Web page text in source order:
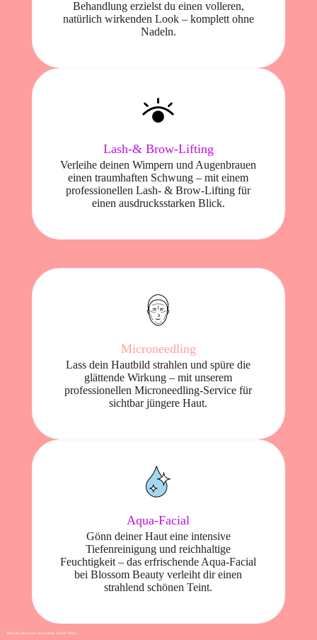
Behandlung erzielst du einen volleren,
natürlich wirkenden Look – komplett ohne
Nadeln.
Lash-& Brow-Lifting
Verleihe deinen Wimpern und Augenbrauen
einen traumhaften Schwung – mit einem
professionellen Lash- & Brow-Lifting für
einen ausdrucksstarken Blick.
Microneedling
Lass dein Hautbild strahlen und spüre die
glättende Wirkung – mit unserem
professionellen Microneedling-Service für
sichtbar jüngere Haut.
Aqua-Facial
Gönn deiner Haut eine intensive
Tiefenreinigung und reichhaltige
Feuchtigkeit – das erfrischende Aqua-Facial
bei Blossom Beauty verleiht dir einen
strahlend schönen Teint.
Beauty-Services zu einem fairen Preis